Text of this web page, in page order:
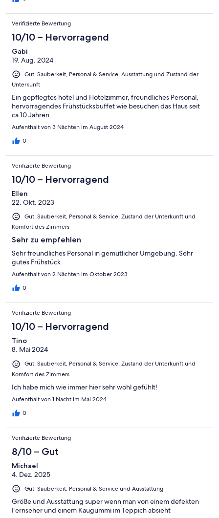
Verifizierte Bewertung
10/10 – Hervorragend
Gabi
19. Aug. 2024
Gut: Sauberkeit, Personal & Service, Ausstattung und Zustand der
Unterkunft
Ein gepflegtes hotel und Hotelzimmer, freundliches Personal,
hervorragendes Frühstücksbuffet wie besuchen das Haus seit
ca 10 Jahren
Aufenthalt von 3 Nächten im August 2024
0
Verifizierte Bewertung
10/10 – Hervorragend
Ellen
22. Okt. 2023
Gut: Sauberkeit, Personal & Service, Zustand der Unterkunft und
Komfort des Zimmers
Sehr zu empfehlen
Sehr freundliches Personal in gemütlicher Umgebung. Sehr
gutes Frühstück
Aufenthalt von 2 Nächten im Oktober 2023
0
Verifizierte Bewertung
10/10 – Hervorragend
Tino
8. Mai 2024
Gut: Sauberkeit, Personal & Service, Zustand der Unterkunft und
Komfort des Zimmers
Ich habe mich wie immer hier sehr wohl gefühlt!
Aufenthalt von 1 Nacht im Mai 2024
0
Verifizierte Bewertung
8/10 – Gut
Michael
4. Dez. 2025
Gut: Sauberkeit, Personal & Service und Ausstattung
Größe und Ausstattung super wenn man von einem defekten
Fernseher und einem Kaugummi im Teppich absieht